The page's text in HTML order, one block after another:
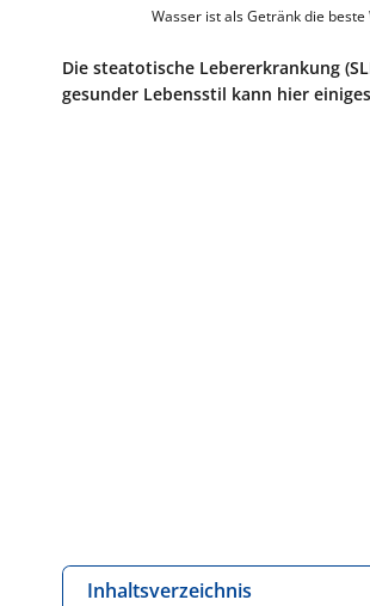
Wasser ist als Getränk die
Die steatotische Lebererkrankung
gesunder Lebensstil kann hier
Inhaltsverzeichnis